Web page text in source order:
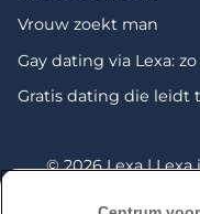
Vrouw zoekt man
Gay dating via Lexa:
Gratis dating die leidt
© 2026 Lexa | Lexa